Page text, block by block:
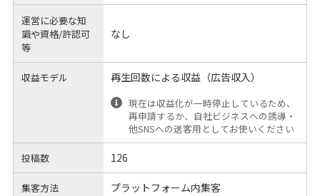
運営に必要な知
識や資格/許認可
等
なし
収益モデル 再生回数による収益（広告収入）
現在は収益化が一時停止しているため、
再申請するか、自社ビジネスへの誘導・
他SNSへの送客用としてお使いください
投稿数 126
集客方法 プラットフォーム内集客